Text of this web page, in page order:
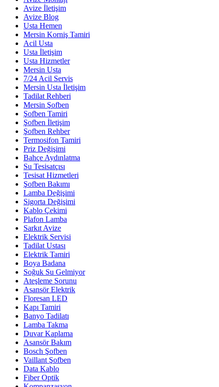
Avize İletişim
Avize Blog
Usta Hemen
Mersin Korniş Tamiri
Acil Usta
Usta İletişim
Usta Hizmetler
Mersin Usta
7/24 Acil Servis
Mersin Usta İletişim
Tadilat Rehberi
Mersin Şofben
Şofben Tamiri
Şofben İletişim
Şofben Rehber
Termosifon Tamiri
Priz Değişimi
Bahçe Aydınlatma
Su Tesisatçısı
Tesisat Hizmetleri
Şofben Bakımı
Lamba Değişimi
Sigorta Değişimi
Kablo Çekimi
Plafon Lamba
Sarkıt Avize
Elektrik Servisi
Tadilat Ustası
Elektrik Tamiri
Boya Badana
Soğuk Su Gelmiyor
Ateşleme Sorunu
Asansör Elektrik
Floresan LED
Kapı Tamiri
Banyo Tadilatı
Lamba Takma
Duvar Kaplama
Asansör Bakım
Bosch Şofben
Vaillant Şofben
Data Kablo
Fiber Optik